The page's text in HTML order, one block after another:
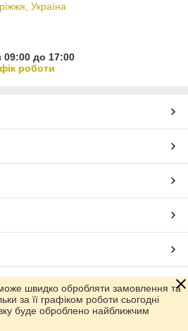
Україна
09:00 до 17:00
роботи
Prom.ua
швидко обробляти замовлення та
за її графіком роботи сьогодні
буде оброблено найближчим